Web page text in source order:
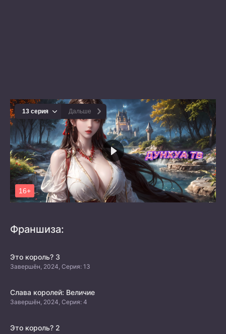
Франшиза:
Это король? 3
Завершён, 2024, Серия: 13
Слава королей: Величие
Завершён, 2024, Серия: 4
Это король? 2